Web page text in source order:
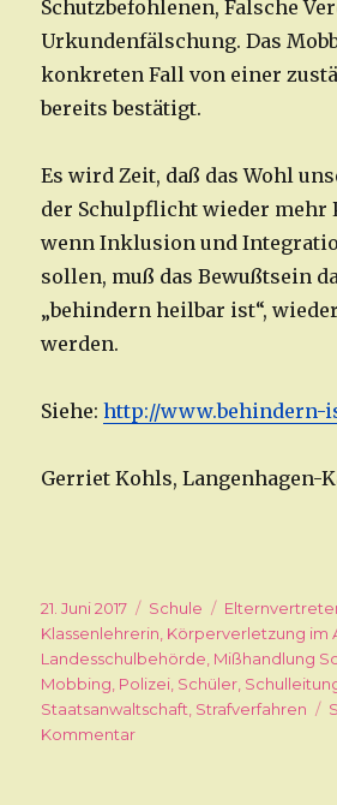
Schutzbefohlenen, Falsche
Urkundenfälschung. Das
konkreten Fall von einer
bereits bestätigt.
Es wird Zeit, daß das Wohl
der Schulpflicht wieder mehr
wenn Inklusion und
sollen, muß das Bewußtsein
„behindern heilbar ist“,
werden.
Siehe:http://www.behindern-
Gerriet Kohls, Langenhagen-
Veröffentlicht
am
21. Juni 2017 Kategorien
Schule Schlagwörter
Klassenlehrerin Körperverletzung im
Landesschulbehörde Mißhandlung
Mobbing Polizei Schüler
Staatsanwaltschaft Strafverfahren
Kommentar